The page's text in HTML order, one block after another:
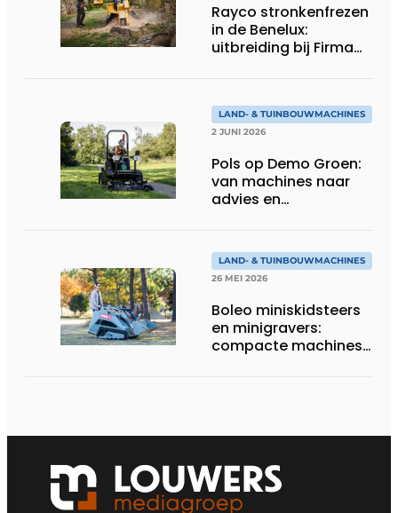
Rayco stronkenfrezen
in de Benelux:
uitbreiding bij Firma
LAND- & TUINBOUWMACHINES
2 JUNI 2026
Pols op Demo Groen:
van machines naar
advies en
LAND- & TUINBOUWMACHINES
26 MEI 2026
Boleo miniskidsteers
en minigravers:
compacte machines